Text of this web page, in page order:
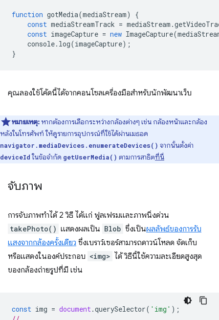
function gotMedia(mediaStream)
{
const mediaStreamTrack = mediaStream .
const imageCapture = new ImageCapture(
console. log(imageCapture);
}
คุณลองใช้โค้ดนี้ได้จากคอนโซลเครื่องมือสำหรับนักพัฒนาเว็บ
หมายเหตุ: หากต้องการเลือกระหว่างกล้องต่างๆ เช่น กล้องหน้าและกล้อง
หลังในโทรศัพท์ ให้ดูรายการอุปกรณ์ที่ใช้ได้ผ่านเมธอด
navigator.mediaDevices.enumerateDevices() จากนั้นตั้งค่า
deviceId ในข้อจำกัด getUserMedia() ตามการสาธิตที่นี่
จับภาพ
การจับภาพทำได้ 2 วิธี ได้แก่ ฟูลเฟรมและภาพนิ่งด่วน
takePhoto() แสดงผลเป็น Blob ซึ่งเป็นผลลัพธ์ของการรับ
แสงจากกล้องครั้งเดียว ซึ่งเบราว์เซอร์สามารถดาวน์โหลด จัดเก็บ
หรือแสดงในองค์ประกอบ <img> ได้ วิธีนี้ใช้ความละเอียดสูงสุด
ของกล้องถ่ายรูปที่มี เช่น
const img = document.querySelector( 'img' );